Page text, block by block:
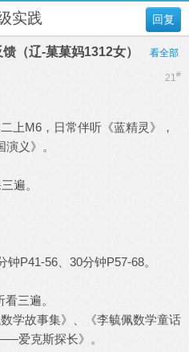
回复
实践
（辽-菓菓妈1312女） 看全部
21#
上M6，日常伴听《蓝精灵》，
义》。
遍。
P41-56、30分钟P57-68。
三遍。
学故事集》、《李毓佩数学童话
爱克斯探长》。